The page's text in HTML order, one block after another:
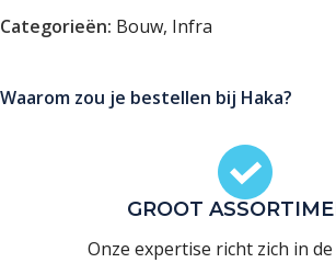
Categorieën: Bouw, Infra
Waarom zou je bestellen bij Haka?
GROOT
Onze expertise richt zich in